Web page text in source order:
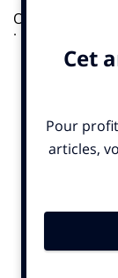
On est ici à
business, des
genre. C’est
Gérard
Todt – est
J’ai un
dans le
lançant sa